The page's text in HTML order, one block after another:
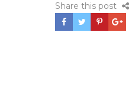
Share this post